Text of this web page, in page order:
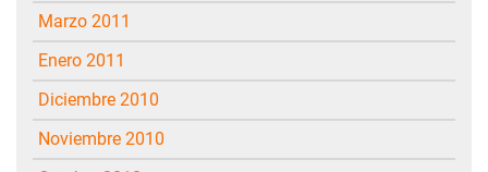
marzo 2011
enero 2011
diciembre 2010
noviembre 2010